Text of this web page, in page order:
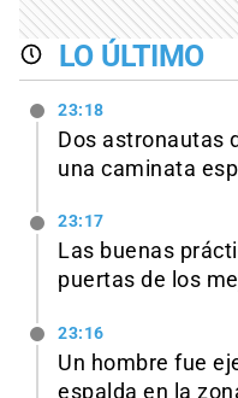
LO ÚLTIMO
23:18
Dos astronautas
una caminata
23:17
Las buenas
puertas de los
23:16
Un hombre fue
espalda en la